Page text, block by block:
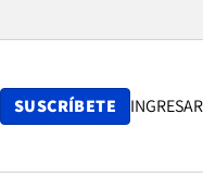
SUSCRÍBETE INGRESAR